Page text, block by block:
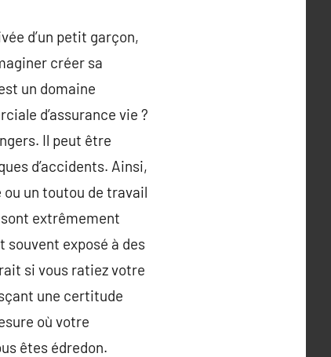
d’un petit garçon,
créer sa
un domaine
d’assurance vie ?
Il peut être
d’accidents. Ainsi,
ou un toutou de travail
extrêmement
exposé à des
si vous ratiez votre
une certitude
où votre
êtes édredon.